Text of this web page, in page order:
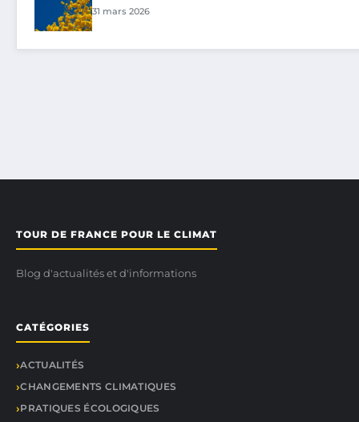
31 mars 2026
TOUR DE FRANCE POUR LE CLIMAT
Blog d'actualités et d'informations
CATÉGORIES
ACTUALITÉS
CHANGEMENTS CLIMATIQUES
PRATIQUES ÉCOLOGIQUES